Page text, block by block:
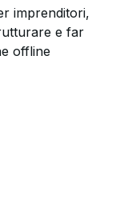
imprenditori,
e far
offline